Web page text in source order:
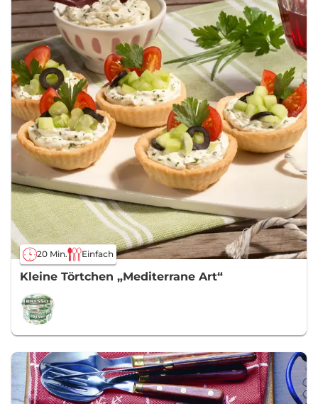
20 Min. Einfach
Kleine Törtchen „Mediterrane Art“